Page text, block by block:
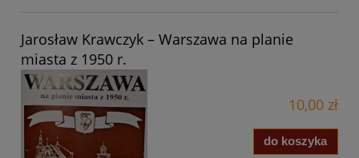
Jarosław Krawczyk – Warszawa na planie
miasta z 1950 r.
10,00 zł
do koszyka